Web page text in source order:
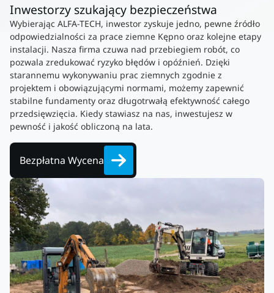
Inwestorzy szukający bezpieczeństwa
Wybierając ALFA-TECH, inwestor zyskuje jedno, pewne źródło
odpowiedzialności za prace ziemne Kępno oraz kolejne etapy
instalacji. Nasza firma czuwa nad przebiegiem robót, co
pozwala zredukować ryzyko błędów i opóźnień. Dzięki
starannemu wykonywaniu prac ziemnych zgodnie z
projektem i obowiązującymi normami, możemy zapewnić
stabilne fundamenty oraz długotrwałą efektywność całego
przedsięwzięcia. Kiedy stawiasz na nas, inwestujesz w
pewność i jakość obliczoną na lata.
Bezpłatna Wycena